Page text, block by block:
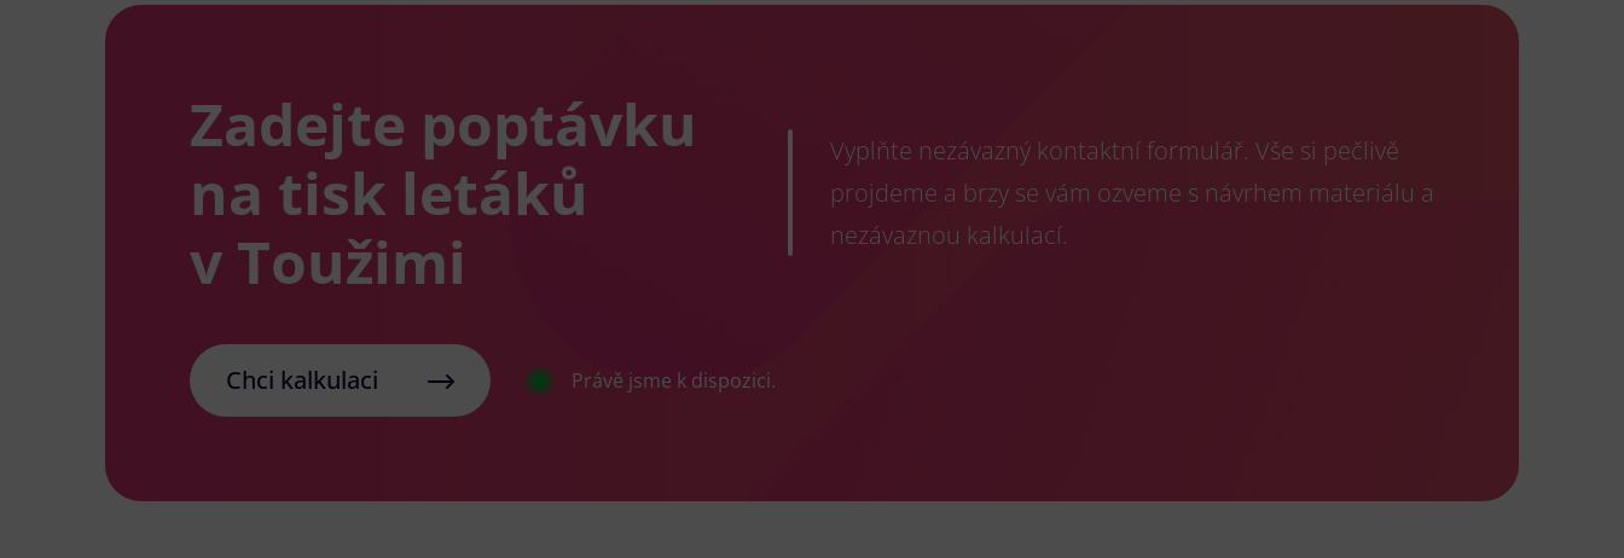
Zadejte poptávku
na tisk letáků
v Toužimi
Vyplňte nezávazný kontaktní formulář. Vše si pečlivě
projdeme a brzy se vám ozveme s návrhem materiálu a
nezávaznou kalkulací.
Chci kalkulaci Právě jsme k dispozici.